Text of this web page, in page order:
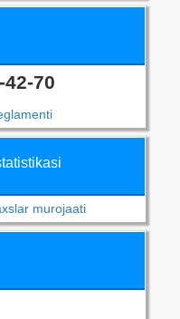
42-70
murojaati